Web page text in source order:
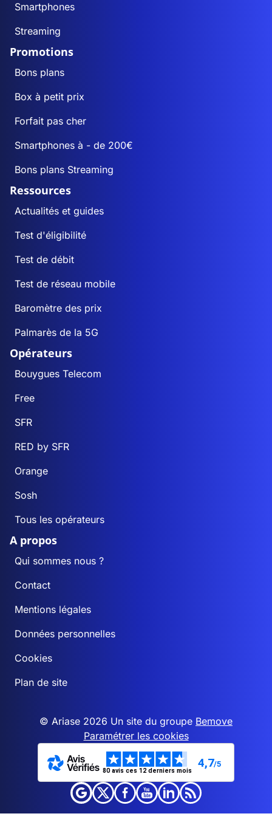
Smartphones
Streaming
Promotions
Bons plans
Box à petit prix
Forfait pas cher
Smartphones à - de 200€
Bons plans Streaming
Ressources
Actualités et guides
Test d'éligibilité
Test de débit
Test de réseau mobile
Baromètre des prix
Palmarès de la 5G
Opérateurs
Bouygues Telecom
Free
SFR
RED by SFR
Orange
Sosh
Tous les opérateurs
A propos
Qui sommes nous ?
Contact
Mentions légales
Données personnelles
Cookies
Plan de site
© Ariase 2026 Un site du groupe Bemove
Paramétrer les cookies
80 avis ces 12 derniers mois
4,7/5